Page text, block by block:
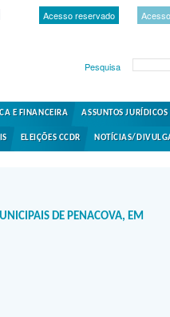
Acesso reservado
Pesquisa
E FINANCEIRA ASSUNTOS JURÍDICOS
ELEIÇÕES CCDR NOTÍCIAS/
DE PENACOVA, EM